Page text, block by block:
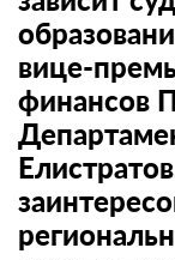
вице-
финансов